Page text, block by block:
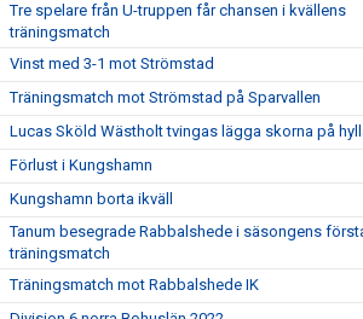
Tre spelare från U-truppen får chansen i kvällens
träningsmatch
Vinst med 3-1 mot Strömstad
Träningsmatch mot Strömstad på Sparvallen
Lucas Sköld Wästholt tvingas lägga skorna på
Förlust i Kungshamn
Kungshamn borta ikväll
Tanum besegrade Rabbalshede i säsongens
träningsmatch
Träningsmatch mot Rabbalshede IK